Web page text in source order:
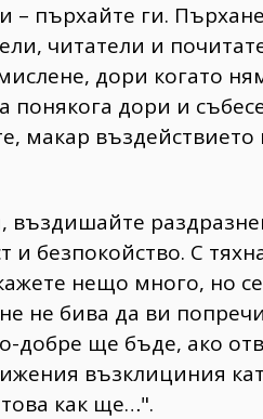
– пърхайте ги.
читатели и
дори когато
понякога дори и
макар
въздишайте
и безпокойство. С
нещо много, но
не бива да ви
добре ще бъде, ако
възклициния
как ще…".